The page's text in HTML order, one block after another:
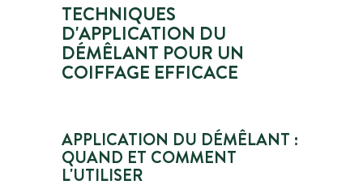
TECHNIQUES
D'APPLICATION DU
DÉMÊLANT POUR UN
COIFFAGE EFFICACE
APPLICATION DU DÉMÊLANT :
QUAND ET COMMENT
L'UTILISER